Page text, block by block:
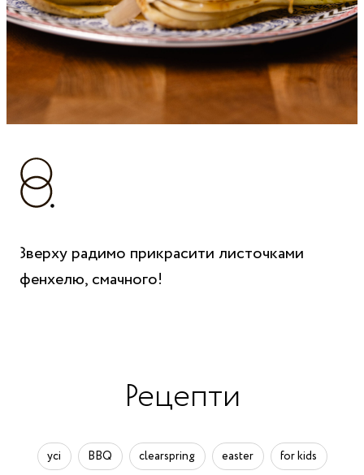
Зверху радимо прикрасити листочками
фенхелю, смачного!
Рецепти
усі BBQ clearspring easter for kids